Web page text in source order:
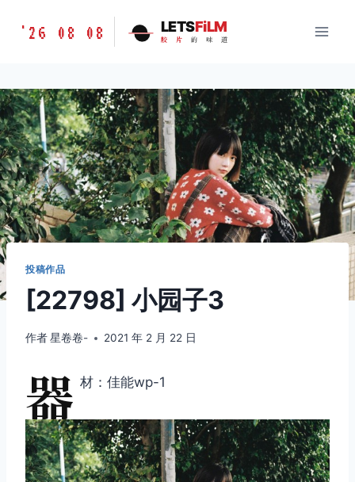
胶
味
道
LETSFILM
'26 08 08 LETSFiLM
胶 片 的 味 道
投稿作品
[22798] 小园子3
作者星卷卷- 2021 年 2 月 22 日
器 材：佳能wp-1